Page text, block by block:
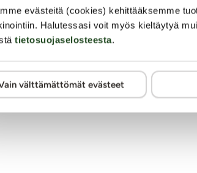
evästeitä (cookies) kehittääksemme
Halutessasi voit myös kieltäytyä
tietosuojaselosteesta.
välttämättömät evästeet